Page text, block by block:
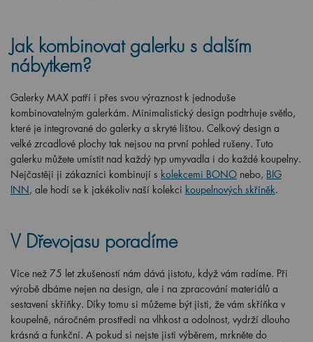
Jak kombinovat galerku s dalším
nábytkem?
Galerky MAX patří i přes svou výraznost k jednoduše
kombinovatelným galerkám. Minimalistický design podtrhuje světlo,
které je integrované do galerky a skryté lištou. Celkový design a
velké zrcadlové plochy tak nejsou na první pohled rušeny. Tuto
galerku můžete umístit nad každý typ umyvadla i do každé koupelny.
Nejčastěji ji zákazníci kombinují s kolekcemi BONO nebo, BIG
INN, ale hodí se k jakékoliv naší kolekci koupelnových skříněk.
V Dřevojasu poradíme
Více než 75 let zkušeností nám dává jistotu, když vám radíme. Při
výrobě dbáme nejen na design, ale i na zpracování materiálů a
sestavení skříňky. Díky tomu si můžeme být jisti, že vám skříňka v
koupelně, náročném prostředí na vlhkost a odolnost, vydrží dlouho
krásná a funkční. A pokud si nejste jisti výběrem, mrkněte do